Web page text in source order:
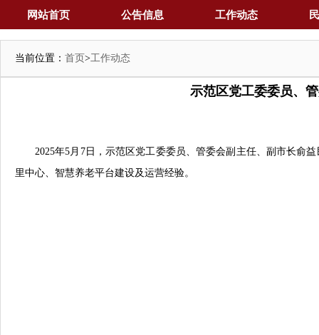
网站首页 公告信息 工作动态
当前位置： 首页 >工作动态
示范区党工委委员、
2025年5月7日，示范区党工委委员、管委会副主任、副市长俞
里中心、智慧养老平台建设及运营经验。